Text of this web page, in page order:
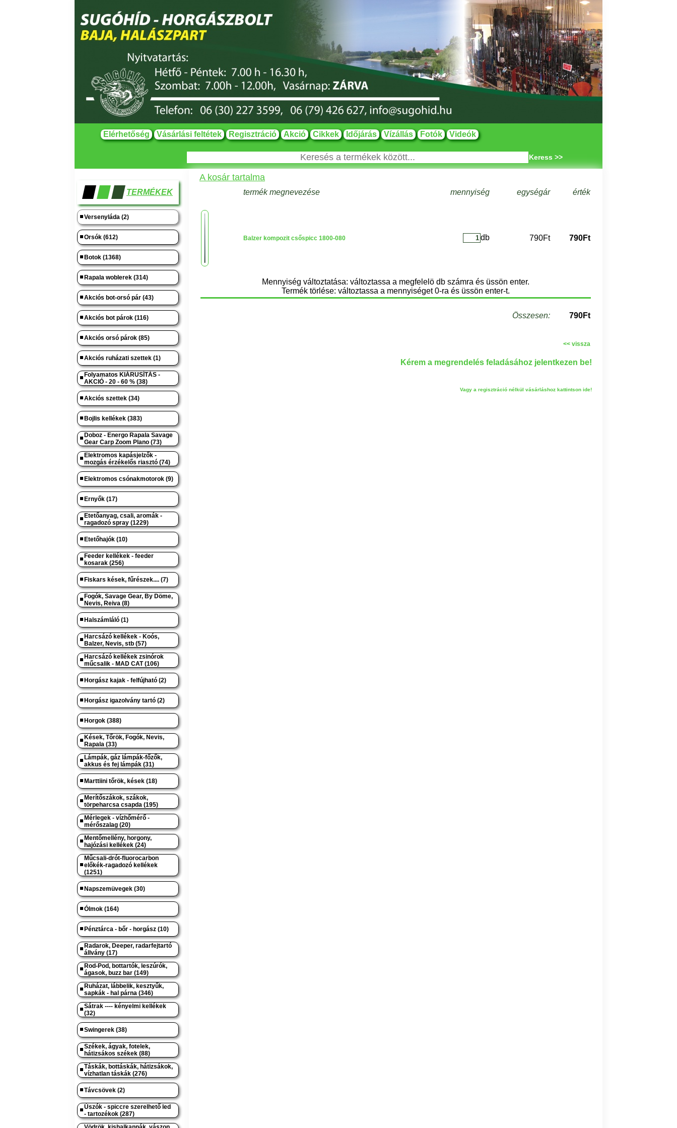
Elérhetőség Vásárlási feltétek Regisztráció Akció Cikkek Időjárás Vízállás Fotók Videók
Keress >>
TERMÉKEK
Versenyláda (2)
Orsók (612)
Botok (1368)
Rapala woblerek (314)
Akciós bot-orsó pár (43)
Akciós bot párok (116)
Akciós orsó párok (85)
Akciós ruházati szettek (1)
Folyamatos KIÁRUSÍTÁS -
AKCIÓ - 20 - 60 % (38)
Akciós szettek (34)
Bojlis kellékek (383)
Doboz - Energo Rapala Savage
Gear Carp Zoom Plano (73)
Elektromos kapásjelzők -
mozgás érzékelős riasztó (74)
Elektromos csónakmotorok (9)
Ernyők (17)
Etetőanyag, csali, aromák -
ragadozó spray (1229)
Etetőhajók (10)
Feeder kellékek - feeder
kosarak (256)
Fiskars kések, fűrészek.... (7)
Fogók, Savage Gear, By Döme,
Nevis, Reiva (8)
Halszámláló (1)
Harcsázó kellékek - Koós,
Balzer, Nevis, stb (57)
Harcsázó kellékek zsinórok
műcsalik - MAD CAT (106)
Horgász kajak - felfújható (2)
Horgász igazolvány tartó (2)
Horgok (388)
Kések, Tőrök, Fogók, Nevis,
Rapala (33)
Lámpák, gáz lámpák-főzők,
akkus és fej lámpák (31)
Marttiini tőrök, kések (18)
Merítőszákok, szákok,
törpeharcsa csapda (195)
Mérlegek - vízhőmérő -
mérőszalag (20)
Mentőmellény, horgony,
hajózási kellékek (24)
Műcsali-drót-fluorocarbon
előkék-ragadozó kellékek
(1251)
Napszemüvegek (30)
Ólmok (164)
Pénztárca - bőr - horgász (10)
Radarok, Deeper, radarfejtartó
állvány (17)
Rod-Pod, bottartók, leszúrók,
ágasok, buzz bar (149)
Ruházat, lábbelik, kesztyűk,
sapkák - hal párna (346)
Sátrak ---- kényelmi kellékek
(32)
Swingerek (38)
Székek, ágyak, fotelek,
hátizsákos székek (88)
Táskák, bottáskák, hátizsákok,
vízhatlan táskák (276)
Távcsövek (2)
Úszók - spiccre szerelhető led
- tartozékok (287)
A kosár tartalma
termék megnevezése mennyiség egységár érték
Balzer kompozit csőspicc 1800-080 db 790Ft 790Ft
Mennyiség változtatása: változtassa a megfelelö db számra és üssön enter.
Termék törlése: változtassa a mennyiséget 0-ra és üssön enter-t.
Összesen: 790Ft
<< vissza
Kérem a megrendelés feladásához jelentkezen be!
Vagy a regisztráció nélkül vásárláshoz kattintson ide!